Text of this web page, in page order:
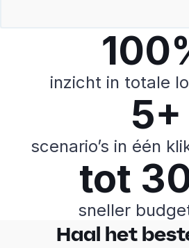
inzicht in totale
5+
scenario’s in één
tot
sneller
Haal het